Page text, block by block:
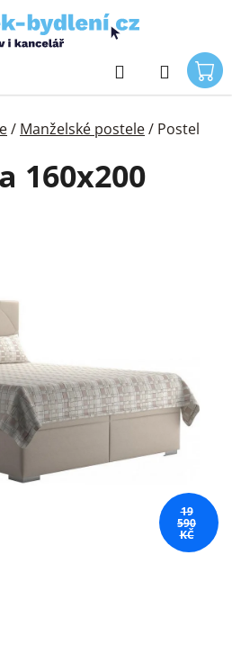
Hledat
/ Manželské postele/ Postel
160x200
19
590
KČ